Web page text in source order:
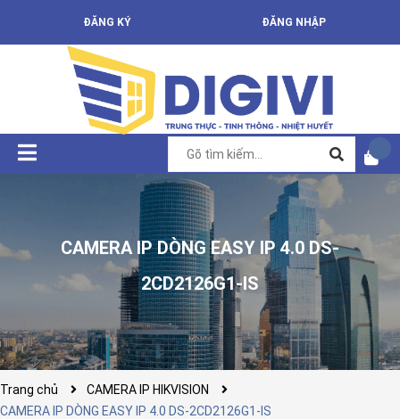
ĐĂNG KÝ ĐĂNG NHẬP
CAMERA IP DÒNG EASY IP 4.0 DS-
2CD2126G1-IS
Trang chủ
CAMERA IP HIKVISION
CAMERA IP DÒNG EASY IP 4.0 DS-2CD2126G1-IS